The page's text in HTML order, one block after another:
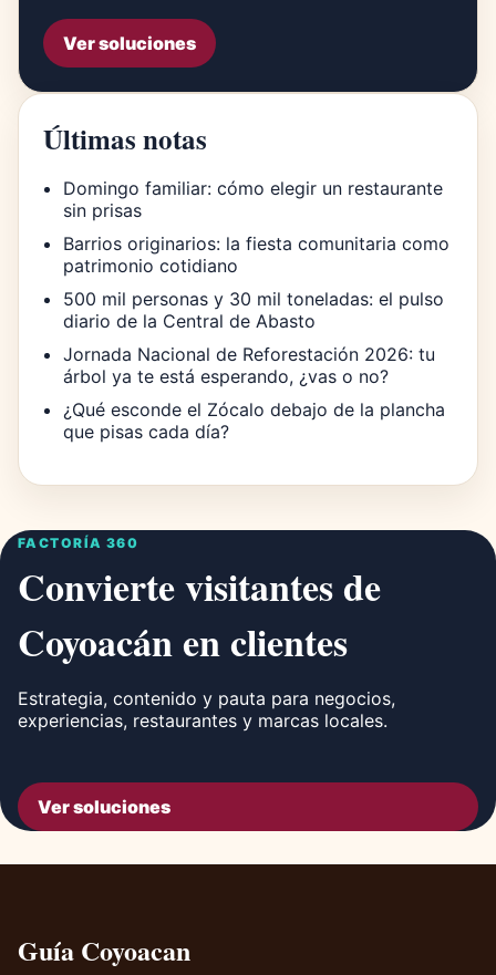
Ver soluciones
Últimas notas
Domingo familiar: cómo elegir un restaurante
sin prisas
Barrios originarios: la fiesta comunitaria como
patrimonio cotidiano
500 mil personas y 30 mil toneladas: el pulso
diario de la Central de Abasto
Jornada Nacional de Reforestación 2026: tu
árbol ya te está esperando, ¿vas o no?
¿Qué esconde el Zócalo debajo de la plancha
que pisas cada día?
FACTORÍA 360
Convierte visitantes de
Coyoacán en clientes
Estrategia, contenido y pauta para negocios,
experiencias, restaurantes y marcas locales.
Ver soluciones
Guía Coyoacan